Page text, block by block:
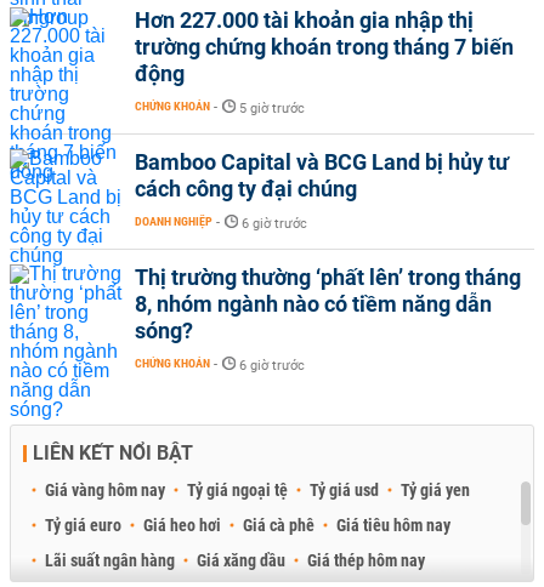
Hơn 227.000 tài khoản gia nhập thị
trường chứng khoán trong tháng 7 biến
động
CHỨNG KHOÁN - 5 giờ trước
Bamboo Capital và BCG Land bị hủy tư
cách công ty đại chúng
DOANH NGHIỆP - 6 giờ trước
Thị trường thường ‘phất lên’ trong tháng
8, nhóm ngành nào có tiềm năng dẫn
sóng?
CHỨNG KHOÁN - 6 giờ trước
LIÊN KẾT NỔI BẬT
Giá vàng hôm nay Tỷ giá ngoại tệ Tỷ giá usd
Tỷ giá yen
Tỷ giá euro
Giá heo hơi Giá cà phê
Giá tiêu hôm nay
Lãi suất ngân hàng
Giá xăng dầu
Giá thép hôm nay